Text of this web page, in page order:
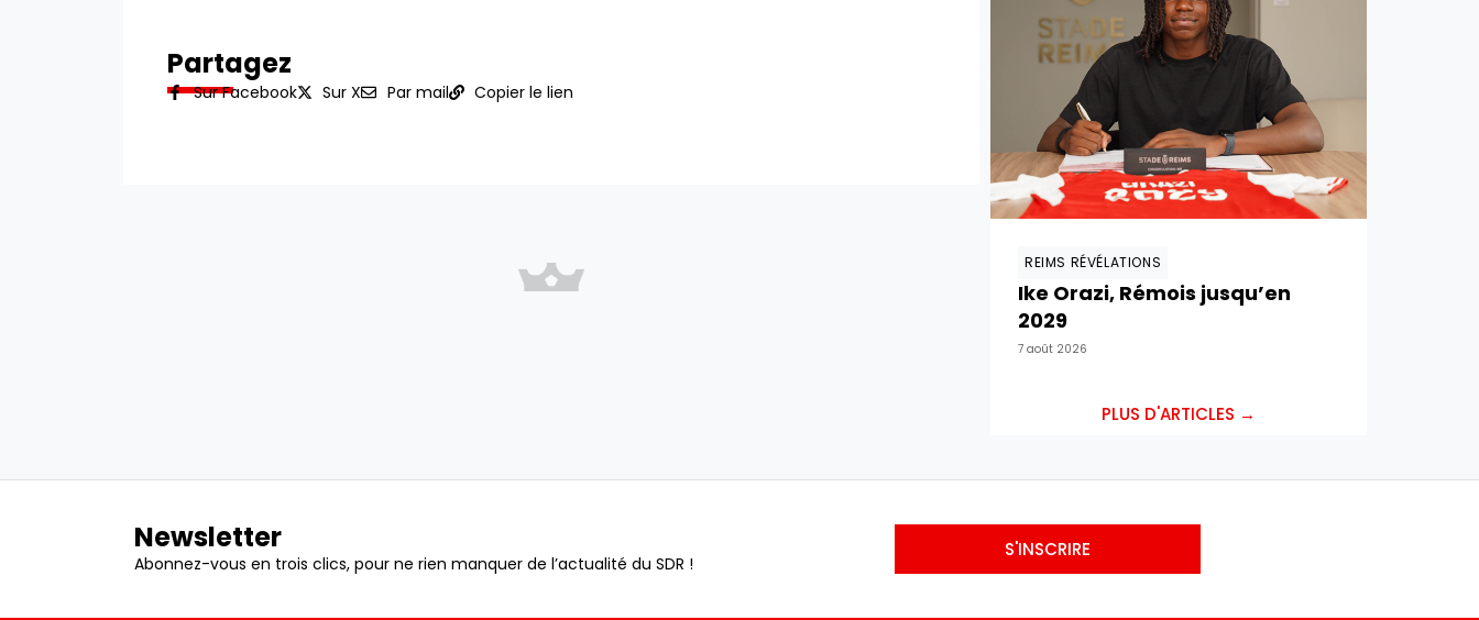
Partagez
Sur Facebook Sur X Par mail Copier le lien
REIMS RÉVÉLATIONS
Ike Orazi, Rémois jusqu’en
2029
7 août 2026
PLUS D'ARTICLES →
Newsletter
Abonnez-vous en trois clics, pour ne rien manquer de l’actualité du SDR !
S'INSCRIRE